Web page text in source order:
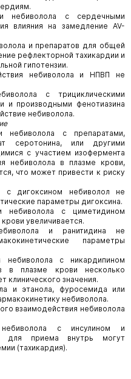
небиволола с сердечными
влияния на замедление AV-
и препаратов для общей
рефлекторной тахикардии и
гипотензии.
небиволола и НПВП не
с трициклическими
и производными фенотиазина
небиволола.
небиволола с препаратами,
серотонина, или другими
с участием изофермента
небиволола в плазме крови,
что может привести к риску
с дигоксином небиволол не
параметры дигоксина.
небиволола с циметидином
увеличивается.
и ранитидина не
параметры
с никардипином
в плазме крови несколько
клинического значения.
и этанола, фуросемида или
небиволола.
взаимодействия небиволола
с инсулином и
для приема внутрь могут
(тахикардия).